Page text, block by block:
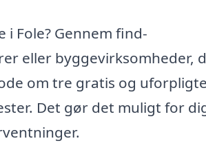
Fole? Gennem find-
eller byggevirksomheder,
om tre gratis og
Det gør det muligt for